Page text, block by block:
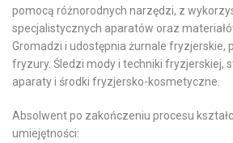
pomocą różnorodnych narzędzi, z
specjalistycznych aparatów oraz
Gromadzi i udostępnia żurnale fryzjerskie,
fryzury. Śledzi mody i techniki fryzjerskiej,
aparaty i środki fryzjersko-kosmetyczne.
Absolwent po zakończeniu procesu
umiejętności: